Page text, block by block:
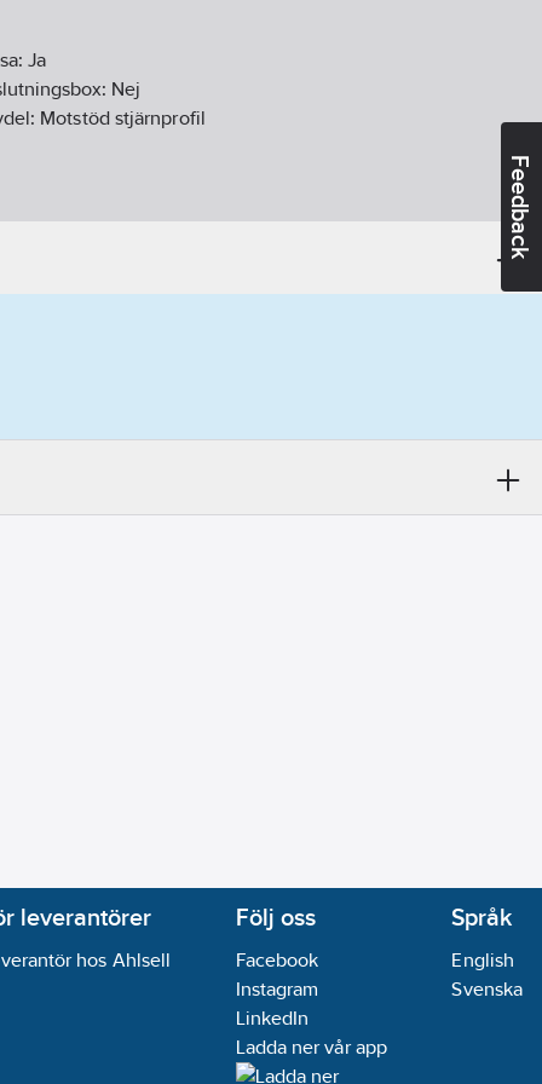
Feedback
Ja
Nej
Motstöd stjärnprofil
leverantörer
hos Ahlsell
Följ oss
Facebook
Instagram
LinkedIn
Ladda ner vår app
Språk
English
Svenska